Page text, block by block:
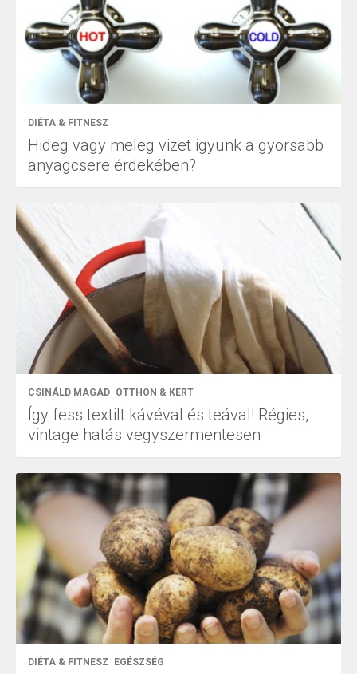
DIÉTA & FITNESZ
Hideg vagy meleg vizet igyunk a gyorsabb
anyagcsere érdekében?
CSINÁLD MAGAD OTTHON & KERT
Így fess textilt kávéval és teával! Régies,
vintage hatás vegyszermentesen
DIÉTA & FITNESZ EGÉSZSÉG